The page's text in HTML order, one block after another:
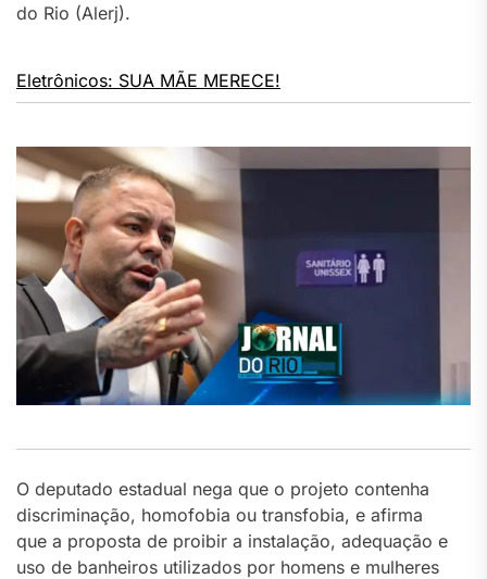
do Rio (Alerj).
Eletrônicos: SUA MÃE MERECE!
O deputado estadual nega que o projeto contenha
discriminação, homofobia ou transfobia, e afirma
que a proposta de proibir a instalação, adequação e
uso de banheiros utilizados por homens e mulheres